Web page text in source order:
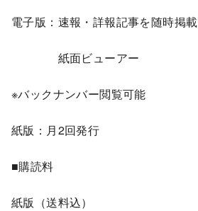
電子版：速報・詳報記事を随時掲載
紙面ビューアー
※バックナンバー閲覧可能
紙版：月2回発行
■購読料
紙版（送料込）